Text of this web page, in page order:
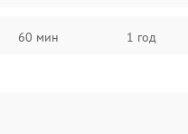
60 мин 1 год